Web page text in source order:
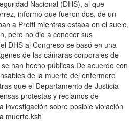
Nacional (DHS), al que
informó que fueron dos, de un
a Pretti mientras estaba en el suelo,
pero no dio a conocer sus
DHS al Congreso se basó en una
de las cámaras corporales de
han hecho públicas.De acuerdo con
de la muerte del enfermero
que el Departamento de Justicia
protestas y reclamos de
investigación sobre posible violación
muerte.ksh